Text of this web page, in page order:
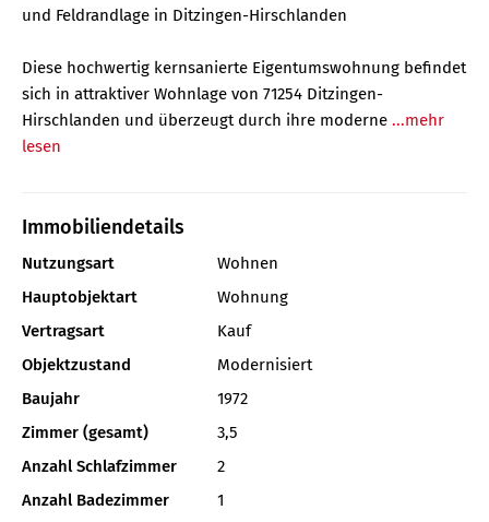
und Feldrandlage in Ditzingen-Hirschlanden
Diese hochwertig kernsanierte Eigentumswohnung befindet
sich in attraktiver Wohnlage von 71254 Ditzingen-
Hirschlanden und überzeugt durch ihre moderne ...mehr
lesen
Immobiliendetails
Nutzungsart
Wohnen
Hauptobjektart
Wohnung
Vertragsart
Kauf
Objektzustand
Modernisiert
Baujahr
1972
Zimmer (gesamt)
3,5
Anzahl Schlafzimmer
2
Anzahl Badezimmer
1